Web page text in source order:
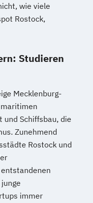
wie viele
Rostock,
Studieren
Mecklenburg-
Schiffsbau, die
Zunehmend
Rostock und
immer